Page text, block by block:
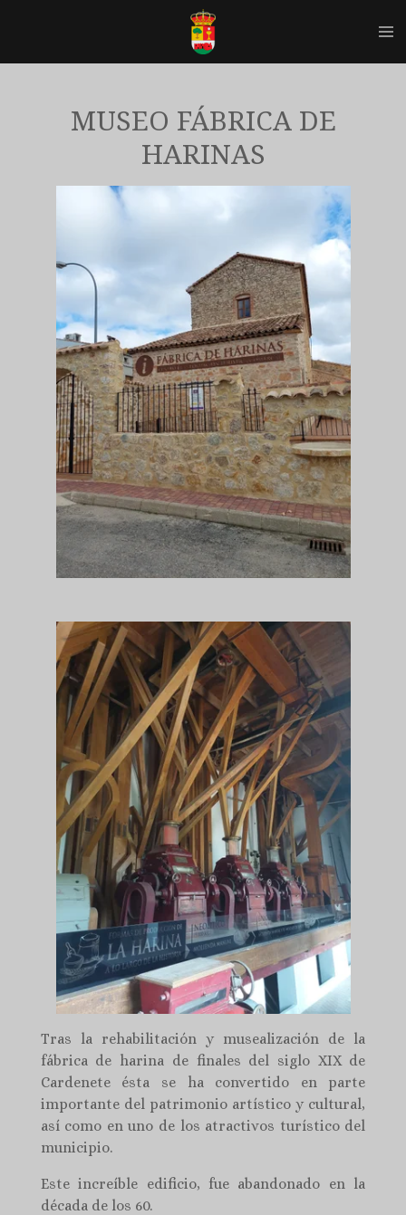
contenido
MUSEO FÁBRICA DE
HARINAS
Tras la rehabilitación y musealización de la
fábrica de harina de finales del siglo XIX de
Cardenete ésta se ha convertido en parte
importante del patrimonio artístico y cultural,
así como en uno de los atractivos turístico del
municipio.
Este increíble edificio, fue abandonado en la
década de los 60.